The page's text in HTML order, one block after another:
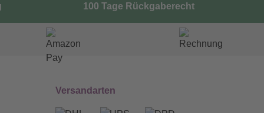
100 Tage Rückgaberecht
Versandarten